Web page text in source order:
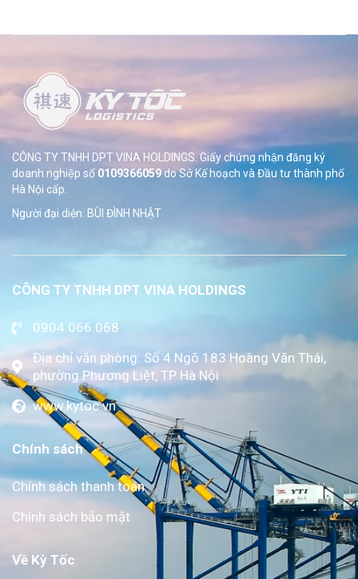
CÔNG TY TNHH DPT VINA HOLDINGS. Giấy chứng nhận đăng ký
doanh nghiệp số 0109366059do SởKế hoạch và Đầu tư thành phố
Hà Nội cấp.
Người đại diện: BÙI ĐÌNH NHẬT
CÔNG TY TNHH DPT VINA HOLDINGS
0904.066.068
Địa chỉ văn phòng: Số 4 Ngõ 183 Hoàng Văn Thái,
phường Phương Liệt, TP Hà Nội
www.kytoc.vn
Chính sách
Chính sách thanh toán
Chính sách bảo mật
Về Kỳ Tốc